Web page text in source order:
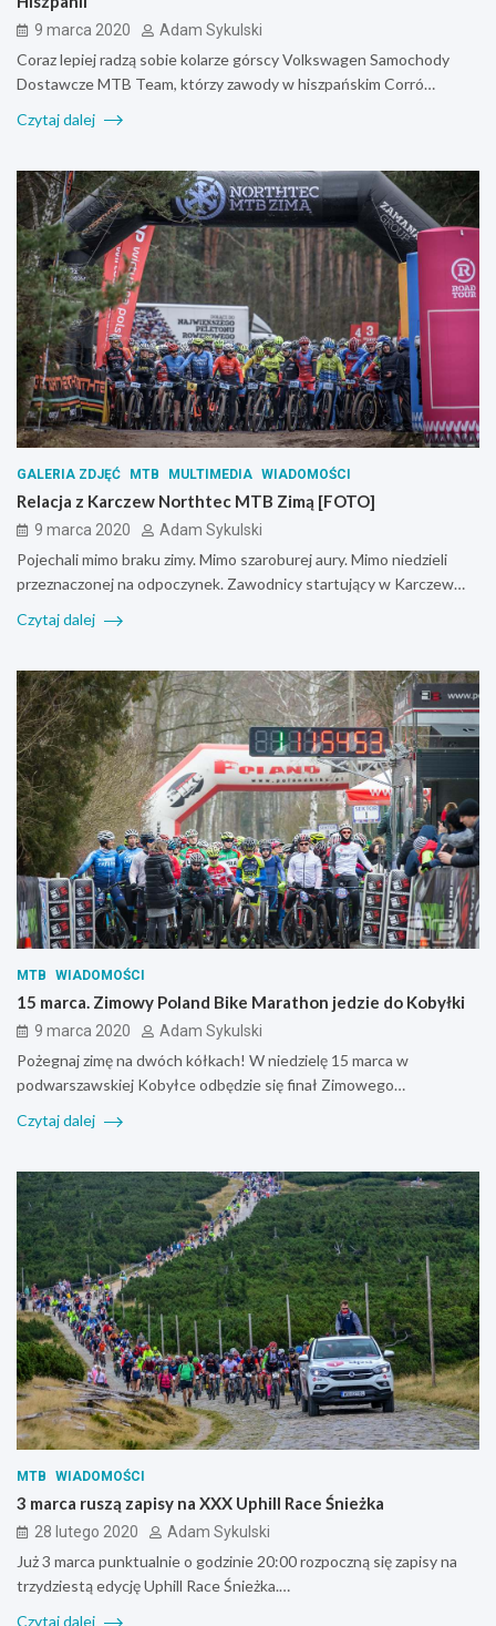
9 marca 2020 Adam Sykulski
Coraz lepiej radzą sobie kolarze górscy Volkswagen Samochody
Dostawcze MTB Team, którzy zawody w hiszpańskim Corró…
Czytaj dalej
GALERIA ZDJĘĆ MTB MULTIMEDIA WIADOMOŚCI
Relacja z Karczew Northtec MTB Zimą [FOTO]
9 marca 2020 Adam Sykulski
Pojechali mimo braku zimy. Mimo szaroburej aury. Mimo niedzieli
przeznaczonej na odpoczynek. Zawodnicy startujący w Karczew…
Czytaj dalej
MTB WIADOMOŚCI
15 marca. Zimowy Poland Bike Marathon jedzie do Kobyłki
9 marca 2020 Adam Sykulski
Pożegnaj zimę na dwóch kółkach! W niedzielę 15 marca w
podwarszawskiej Kobyłce odbędzie się finał Zimowego…
Czytaj dalej
MTB WIADOMOŚCI
3 marca ruszą zapisy na XXX Uphill Race Śnieżka
28 lutego 2020 Adam Sykulski
Już 3 marca punktualnie o godzinie 20:00 rozpoczną się zapisy na
trzydziestą edycję Uphill Race Śnieżka.…
Czytaj dalej